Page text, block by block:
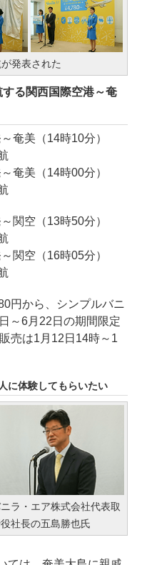
発表された
る関西国際空港～奄
奄美（14時10分）
奄美（14時00分）
関空（13時50分）
関空（16時05分）
円から、シンプルバニ
～6月22日の期間限定
売は1月12日14時～1
に体験してもらいたい
ラ・エア株式会社代表取
社長の五島勝也氏